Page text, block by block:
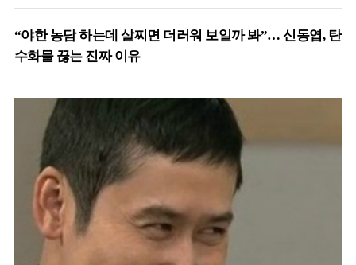
“야한 농담 하는데 살찌면 더러워 보일까 봐”… 신동엽, 탄
수화물 끊는 진짜 이유